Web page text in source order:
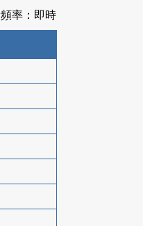
率：即時